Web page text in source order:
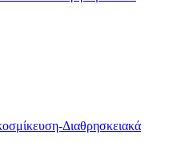
Διαθρησκειακά